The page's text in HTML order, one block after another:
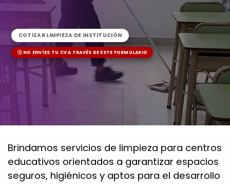
COTIZAR LIMPIEZA DE INSTITUCIÓN
Ⓧ NO ENVÍES TU CV A TRAVÉS DE ESTE FORMULARIO
Brindamos servicios de limpieza para centros
educativos orientados a garantizar espacios
seguros, higiénicos y aptos para el desarrollo